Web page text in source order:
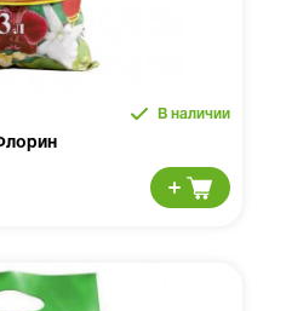
В наличии